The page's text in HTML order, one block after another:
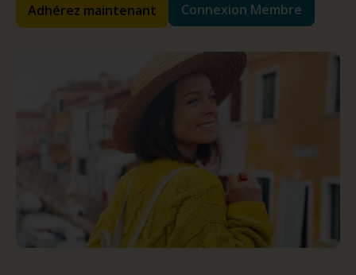
Adhérez maintenant Connexion Membre